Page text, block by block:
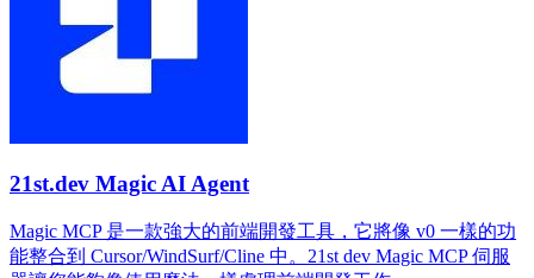
21st.dev Magic AI Agent
Magic MCP 是一款強大的前端開發工具，它將像 v0 一樣的功
能整合到 Cursor/WindSurf/Cline 中。21st dev Magic MCP 伺服